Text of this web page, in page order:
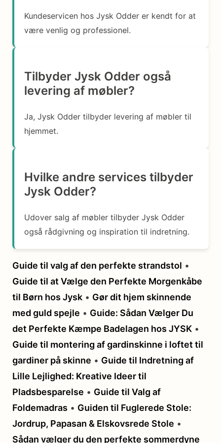
Kundeservicen hos Jysk Odder er kendt for at
være venlig og professionel.
Tilbyder Jysk Odder også
levering af møbler?
Ja, Jysk Odder tilbyder levering af møbler til
hjemmet.
Hvilke andre services tilbyder
Jysk Odder?
Udover salg af møbler tilbyder Jysk Odder
også rådgivning og inspiration til indretning.
Guide til valg af den perfekte strandstol •
Guide til at Vælge den Perfekte Morgenkåbe
til Børn hos Jysk • Gør dit hjem skinnende
med guld spejle • Guide: Sådan Vælger Du
det Perfekte Kæmpe Badelagen hos JYSK •
Guide til montering af gardinskinne i loftet til
gardiner på skinne • Guide til Indretning af
Lille Lejlighed: Kreative Ideer til
Pladsbesparelse • Guide til Valg af
Foldemadras • Guiden til Fuglerede Stole:
Jordrup, Papasan & Elskovsrede Stole •
Sådan vælger du den perfekte sommerdyne